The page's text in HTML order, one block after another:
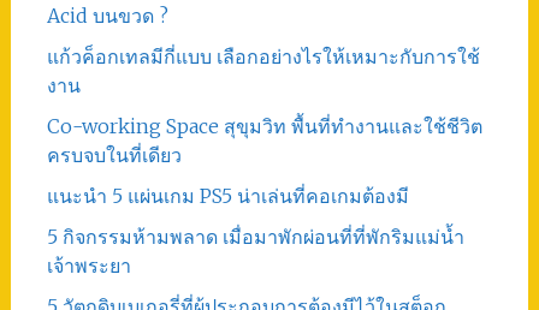
Acid บนขวด ?
แก้วค็อกเทลมีกี่แบบ เลือกอย่างไรให้เหมาะกับการใช้
งาน
Co-working Space สุขุมวิท พื้นที่ทำงานและใช้ชีวิต
ครบจบในที่เดียว
แนะนำ 5 แผ่นเกม PS5 น่าเล่นที่คอเกมต้องมี
5 กิจกรรมห้ามพลาด เมื่อมาพักผ่อนที่ที่พักริมแม่น้ำ
เจ้าพระยา